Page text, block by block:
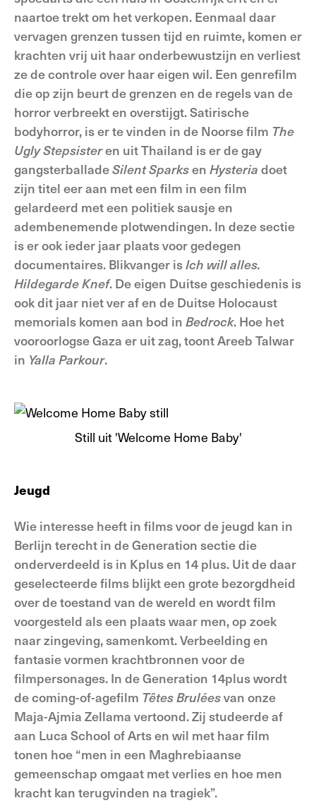
naartoe trekt om het verkopen. Eenmaal daar
vervagen grenzen tussen tijd en ruimte, komen er
krachten vrij uit haar onderbewustzijn en verliest
ze de controle over haar eigen wil. Een genrefilm
die op zijn beurt de grenzen en de regels van de
horror verbreekt en overstijgt. Satirische
bodyhorror, is er te vinden in de Noorse film The
UglyStepsisteren uit Thailand is er de gay
gangsterballadeSilentSparksen Hysteria doet
zijn titel eer aan met een film in een film
gelardeerd met een politiek sausje en
adembenemende plotwendingen. In deze sectie
is er ook ieder jaar plaats voor gedegen
documentaires. Blikvanger isIch willalles.
Hildegarde Knef. De eigen Duitse geschiedenis is
ook dit jaar niet ver af en de Duitse Holocaust
memorials komen aan bod in Bedrock. Hoe het
vooroorlogse Gaza er uit zag, toont Areeb Talwar
in Yalla Parkour.
Still uit 'Welcome Home Baby'
Jeugd
Wie interesse heeft in films voor de jeugd kan in
Berlijn terecht in de Generation sectie die
onderverdeeld is in Kplus en 14 plus. Uit de daar
geselecteerde films blijkt een grote bezorgdheid
over de toestand van de wereld en wordt film
voorgesteld als een plaats waar men, op zoek
naar zingeving, samenkomt. Verbeelding en
fantasie vormen krachtbronnen voor de
filmpersonages. In de Generation 14plus wordt
de coming-of-agefilm TêtesBruléesvan onze
Maja-Ajmia Zellama vertoond. Zij studeerde af
aan Luca School of Arts en wil met haar film
tonen hoe “men in een Maghrebiaanse
gemeenschap omgaat met verlies en hoe men
kracht kan terugvinden na tragiek”.